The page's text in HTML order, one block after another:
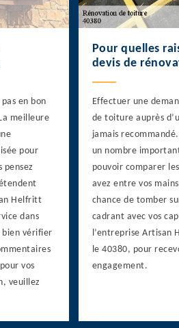
en bon
meilleure
pour
Helfritt
dans
bien vérifier
vos
veuillez
Pour quelles
devis de
Effectuer une
de toiture auprès
jamais
un nombre
pouvoir comparer
avez entre vos
chance de tomber
cadrant avec vos
l’entreprise Artisan
le 40380, pour
engagement.